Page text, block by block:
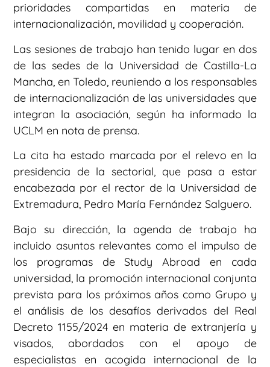
prioridades compartidas en materia de
internacionalización, movilidad y cooperación.
Las sesiones de trabajo han tenido lugar en dos
de las sedes de la Universidad de Castilla-La
Mancha, en Toledo, reuniendo a los responsables
de internacionalización de las universidades que
integran la asociación, según ha informado la
UCLM en nota de prensa.
La cita ha estado marcada por el relevo en la
presidencia de la sectorial, que pasa a estar
encabezada por el rector de la Universidad de
Extremadura, Pedro María Fernández Salguero.
Bajo su dirección, la agenda de trabajo ha
incluido asuntos relevantes como el impulso de
los programas de Study Abroad en cada
universidad, la promoción internacional conjunta
prevista para los próximos años como Grupo y
el análisis de los desafíos derivados del Real
Decreto 1155/2024 en materia de extranjería y
visados, abordados con el apoyo de
especialistas en acogida internacional de la